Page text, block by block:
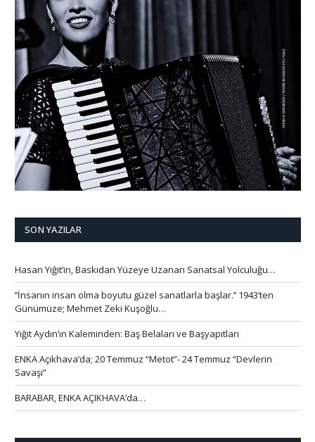
SON YAZILAR
Hasan Yiğit’in, Baskıdan Yüzeye Uzanan Sanatsal Yolculuğu…
‘’İnsanın insan olma boyutu güzel sanatlarla başlar.’’ 1943’ten
Günümüze; Mehmet Zeki Kuşoğlu…
Yiğit Aydın’ın Kaleminden: Baş Belaları ve Başyapıtları
ENKA Açıkhava’da; 20 Temmuz “Metot”- 24 Temmuz “Devlerin
Savaşı”
BARABAR, ENKA AÇIKHAVA’da…